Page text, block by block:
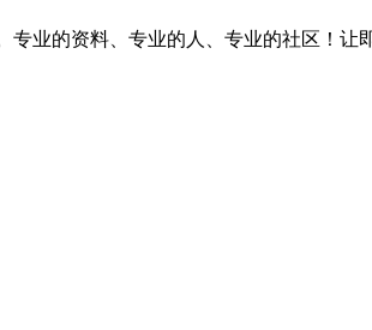
业的资料、专业的人、专业的社区！让